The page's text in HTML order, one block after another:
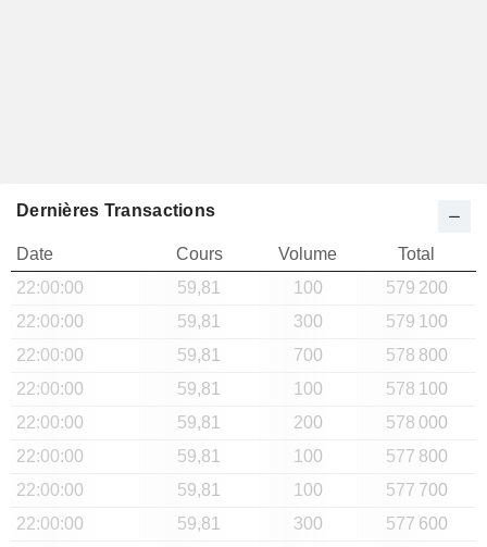
Dernières Transactions
Date Cours Volume
Total
22:00:00
59,81 100
579 200
22:00:00
59,81 300
579 100
22:00:00
59,81 700
578 800
22:00:00
59,81 100
578 100
22:00:00
59,81 200
578 000
22:00:00
59,81 100
577 800
22:00:00
59,81 100
577 700
22:00:00
59,81 300
577 600